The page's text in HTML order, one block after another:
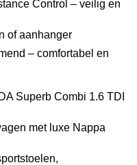
Control – veilig en
of aanhanger
– comfortabel en
Superb Combi 1.6 TDI
met luxe Nappa